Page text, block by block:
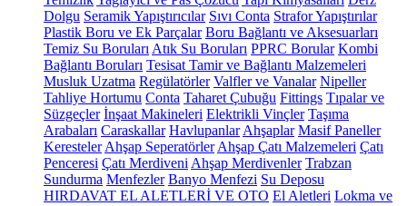
Dolgu Seramik Yapıştırıcılar Sıvı Conta Strafor Yapıştırılar
Plastik Boru ve Ek Parçalar Boru Bağlantı ve Aksesuarları
Temiz Su Boruları Atık Su Boruları PPRC Borular Kombi
Bağlantı Boruları Tesisat Tamir ve Bağlantı Malzemeleri
Musluk Uzatma Regülatörler Valfler ve Vanalar Nipeller
Tahliye Hortumu Conta Taharet Çubuğu Fittings Tıpalar ve
Süzgeçler İnşaat Makineleri Elektrikli Vinçler Taşıma
Arabaları Caraskallar Havlupanlar Ahşaplar Masif Paneller
Keresteler Ahşap Seperatörler Ahşap Çatı Malzemeleri Çatı
Penceresi Çatı Merdiveni Ahşap Merdivenler Trabzan
Sundurma Menfezler Banyo Menfezi Su Deposu
HIRDAVAT EL ALETLERİ VE OTO El Aletleri Lokma ve